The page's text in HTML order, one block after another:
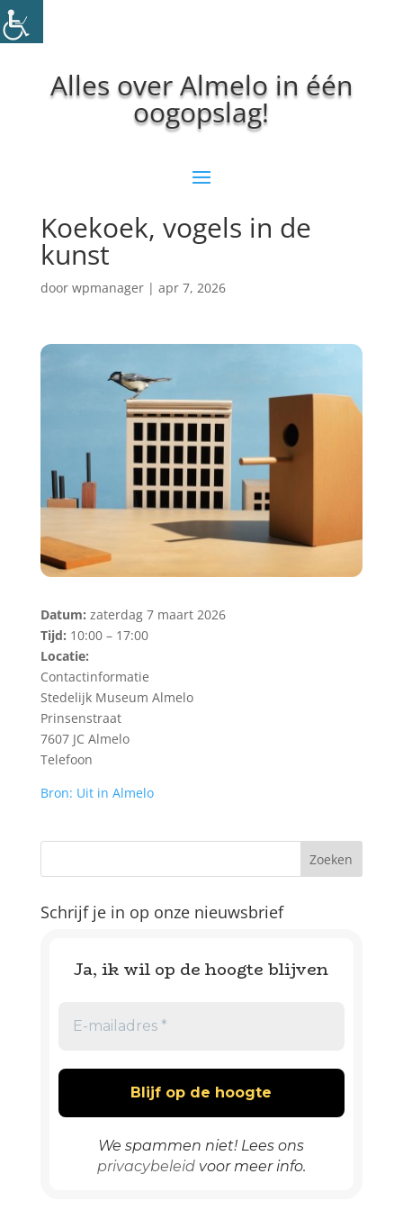
Alles over Almelo in één
oogopslag!
Koekoek, vogels in de
kunst
door wpmanager| apr 7, 2026
Datum: zaterdag 7 maart 2026
Tijd: 10:00 – 17:00
Locatie:
Contactinformatie
Stedelijk Museum Almelo
Prinsenstraat
7607 JC Almelo
Telefoon
Bron: Uit in Almelo
Schrijf je in op onze nieuwsbrief
Ja, ik wil op de hoogte blijven
We spammen niet! Lees ons
privacybeleidvoor meer info.